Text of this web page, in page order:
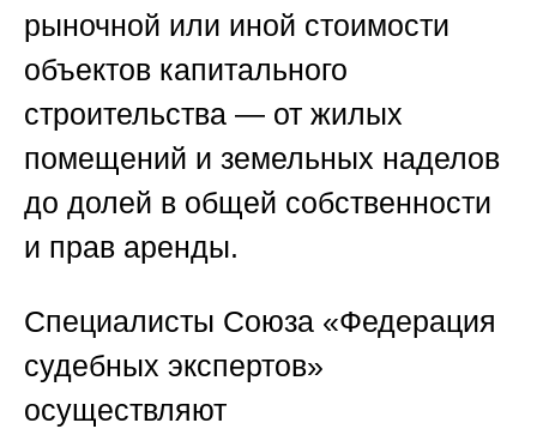
рыночной или иной стоимости
объектов капитального
строительства — от жилых
помещений и земельных наделов
до долей в общей собственности
и прав аренды.
Специалисты Союза «Федерация
судебных экспертов»
осуществляют